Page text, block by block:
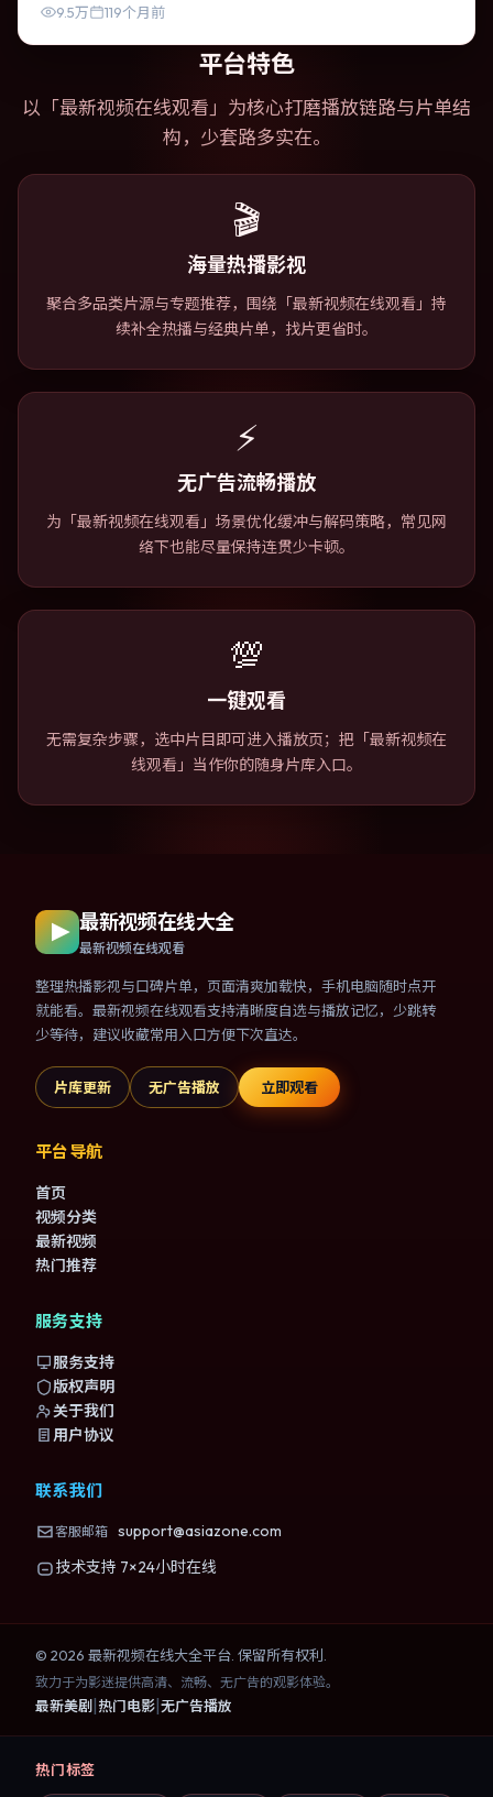
9.5万 119个月前
平台特色
以「最新视频在线观看 」为核心打磨播放链路与片单结
构，少套路多实在。
🎬
海量热播影视
聚合多品类片源与专题推荐，围绕「最新视频在线观看」持
续补全热播与经典片单，找片更省时。
⚡
无广告流畅播放
为「最新视频在线观看」场景优化缓冲与解码策略，常见网
络下也能尽量保持连贯少卡顿。
💯
一键观看
无需复杂步骤，选中片目即可进入播放页；把「最新视频在
线观看」当作你的随身片库入口。
最新视频在线大全
最新视频在线观看
整理热播影视与口碑片单，页面清爽加载快，手机电脑随时点开
就能看。最新视频在线观看支持清晰度自选与播放记忆，少跳转
少等待，建议收藏常用入口方便下次直达。
片库更新 无广告播放 立即观看
平台导航
首页
视频分类
最新视频
热门推荐
服务支持
服务支持
版权声明
关于我们
用户协议
联系我们
客服邮箱 support@asiazone.com
技术支持 7×24小时在线
© 2026 最新视频在线大全平台. 保留所有权利.
致力于为影迷提供高清、流畅、无广告的观影体验。
最新美剧 |热门电影|无广告播放
热门标签